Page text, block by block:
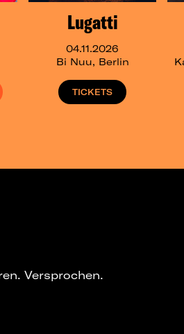
Lugatti
04.11.2026
Bi Nuu, Berlin
TICKETS
Versprochen.